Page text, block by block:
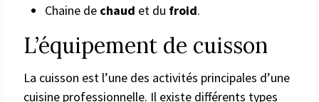
Chaine de chaud et du froid.
L’équipement de cuisson
La cuisson est l’une des activités principales d’une
cuisine professionnelle. Il existe différents types